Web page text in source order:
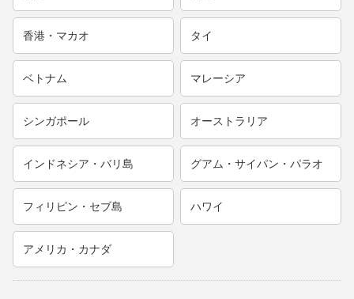
香港・マカオ タイ
ベトナム マレーシア
シンガポール オーストラリア
インドネシア・バリ島 グアム・サイパン・パラオ
フィリピン・セブ島 ハワイ
アメリカ・カナダ